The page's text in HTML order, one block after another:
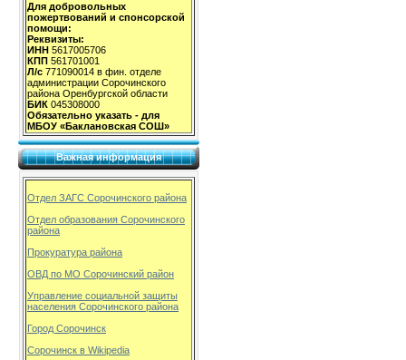
Для добровольных
пожертвований и спонсорской
помощи:
Реквизиты:
ИНН 5617005706
КПП 561701001
Л/с 771090014 в фин. отделе
администрации Сорочинского
района Оренбургской области
БИК 045308000
Обязательно указать - для
МБОУ «Баклановская СОШ»
Важная информация
Отдел ЗАГС Сорочинского района
Отдел образования Сорочинского
района
Прокуратура района
ОВД по МО Сорочинский район
Управление социальной защиты
населения Сорочинского района
Город Сорочинск
Сорочинск в Wikipedia